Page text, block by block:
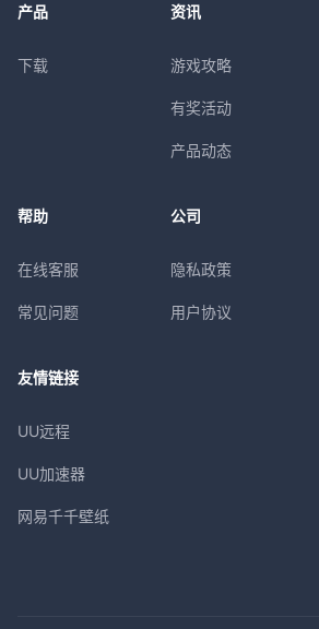
产品
下载
资讯
游戏攻略
有奖活动
产品动态
帮助
在线客服
常见问题
公司
隐私政策
用户协议
友情链接
UU远程
UU加速器
网易千千壁纸